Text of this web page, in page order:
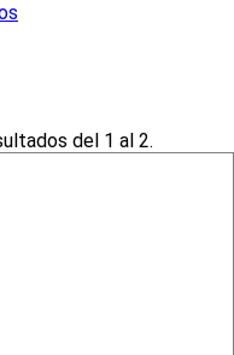
del 1 al 2.